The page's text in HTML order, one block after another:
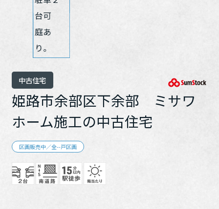
これから住まいをご検討の方
多彩な動画やこだわりが詰まった建築実例、注目の最新情報など、
ホームラウンジ 新築・戸建て
ミサワゼネラルソリューション
障がい者採用
ウエルネス事業
海外事業
中古住宅
姫路市余部区下余部 ミサワ
ホーム施工の中古住宅
区画販売中／全--戸区画